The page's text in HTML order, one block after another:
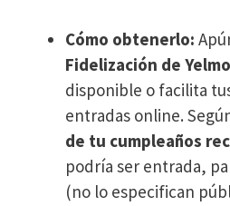
Cómo obtenerlo:
Fidelización de
disponible o facilita
entradas online.
de tu cumpleaños
podría ser entrada,
(no lo especifican